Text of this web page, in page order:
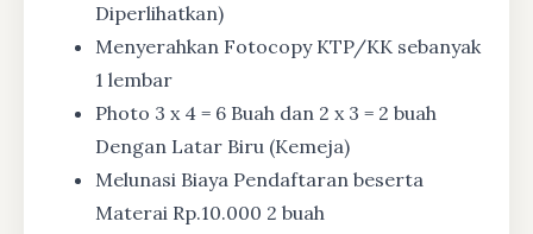
Diperlihatkan)
Menyerahkan Fotocopy KTP/KK sebanyak
1 lembar
Photo 3 x 4 = 6 Buah dan 2 x 3 = 2 buah
Dengan Latar Biru (Kemeja)
Melunasi Biaya Pendaftaran beserta
Materai Rp.10.000 2 buah